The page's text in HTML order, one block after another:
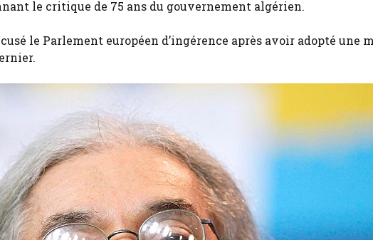
le critique de 75 ans du gouvernement algérien.
le Parlement européen d’ingérence après avoir adopté une